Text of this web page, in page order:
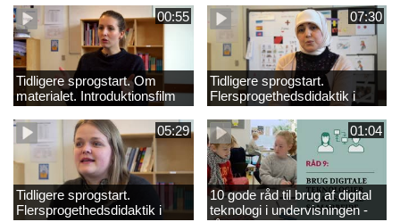
00:55
Tidligere sprogstart. Om
materialet. Introduktionsfilm
07:30
Tidligere sprogstart.
Flersprogethedsdidaktik i
fransk og tysk
05:29
Tidligere sprogstart.
Flersprogethedsdidaktik i
01:04
10 gode råd til brug af digital
teknologi i undervisningen -